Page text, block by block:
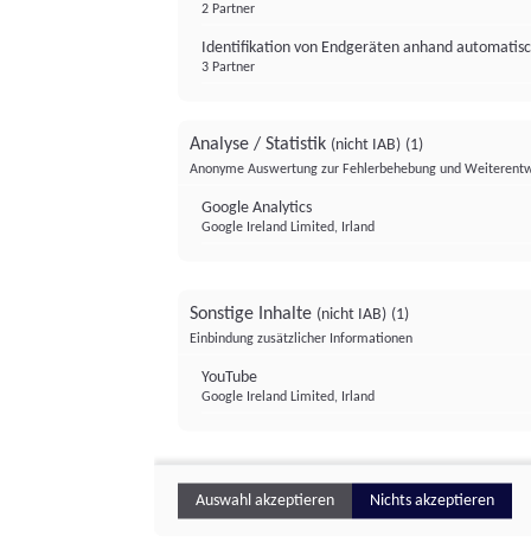
2 Partner
Identifikation von Endgeräten anhand
3 Partner
Analyse / Statistik (nicht IAB) (1)
Anonyme Auswertung zur Fehlerbehebung und
Google Analytics
Google Ireland Limited, Irland
Sonstige Inhalte (nicht IAB) (1)
Einbindung zusätzlicher Informationen
YouTube
Google Ireland Limited, Irland
Auswahl akzeptieren Nichts akzeptieren